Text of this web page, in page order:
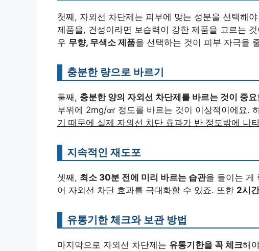
첫째, 자외선 차단제는 피부에 맞는 성분을 선택해
제품을, 건성이라면 보습력이 강한 제품을 고르는
우 무향, 무색소 제품을 선택하는 것이 피부 자극을
충분한 량으로 바르기
둘째, 충분한 양의 자외선 차단제를 바르는 것이 중요
부위에 2mg/㎠ 정도를 바르는 것이 이상적이에요.
기 때문에 실제 자외선 차단 효과가 반 정도밖에 나
지속적인 재도포
셋째, 최소 30분 전에 미리 바르는 습관을 들이는 게
어 자외선 차단 효과를 극대화할 수 있죠. 또한 2시
유통기한 체크와 보관 방법
마지막으로 자외선 차단제는 유통기한을 꼭 체크해